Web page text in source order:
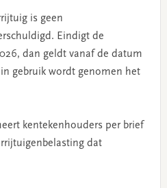
is geen
Eindigt de
dan geldt vanaf de datum
gebruik wordt genomen het
kentekenhouders per brief
dat